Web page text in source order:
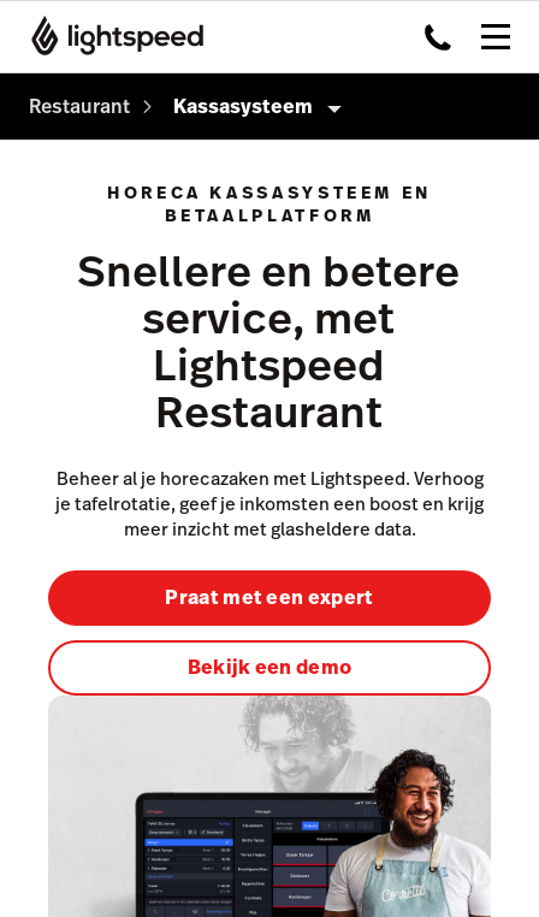
Restaurant Kassasysteem
Kassasysteem
Payments
Kitchen Dislpay System
Inventory
Reservations
Tasks
Benchmarks & Trends
HORECA KASSASYSTEEM EN
BETAALPLATFORM
Snellere en betere
service, met
Lightspeed
Restaurant
Beheer al je horecazaken met Lightspeed. Verhoog
je tafelrotatie, geef je inkomsten een boost en krijg
meer inzicht met glasheldere data.
Praat met een expert
Bekijk een demo